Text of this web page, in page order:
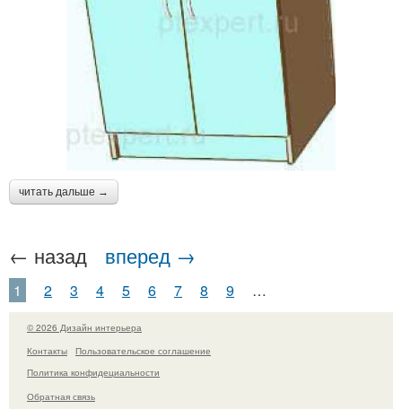
читать дальше →
← назад вперед →
1 2 3 4 5 6 7 8 9 …
© 2026 Дизайн интерьера
Контакты
Пользовательское соглашение
Политика конфидециальности
Обратная связь